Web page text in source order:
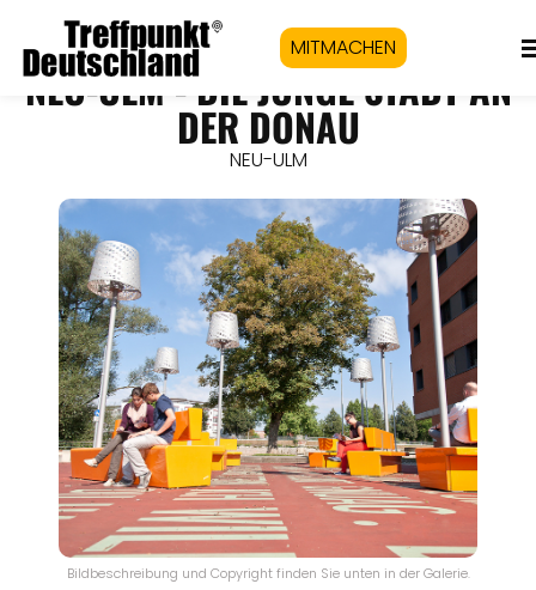
MITMACHEN
NEU-ULM - DIE JUNGE STADT AN
DER DONAU
NEU-ULM
Bildbeschreibung und Copyright finden Sie unten in der Galerie.